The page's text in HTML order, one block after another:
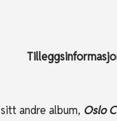
sitt andre album, Oslo